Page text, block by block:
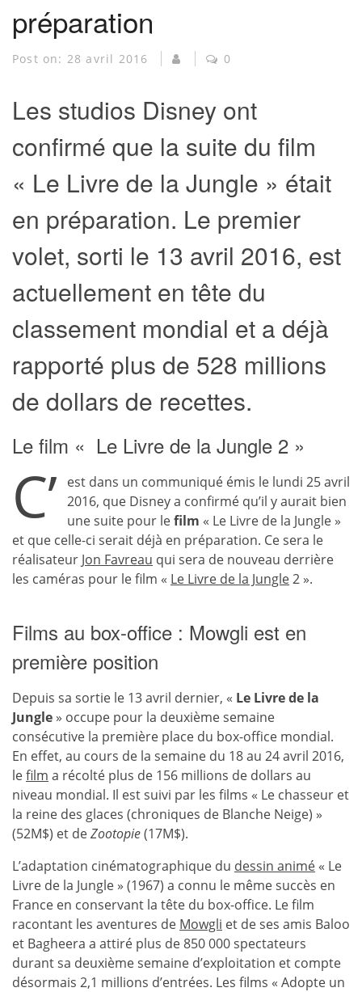
préparation
Post on: 28 avril 2016 0
Les studios Disney ont
confirmé que la suite du film
« Le Livre de la Jungle » était
en préparation. Le premier
volet, sorti le 13 avril 2016, est
actuellement en tête du
classement mondial et a déjà
rapporté plus de 528 millions
de dollars de recettes.
Le film « Le Livre de la Jungle 2 »
C’
est dans un communiqué émis le lundi 25 avril
2016, que Disney a confirmé qu’il y aurait bien
une suite pour lefilm « Le Livre de la Jungle »
et que celle-ci serait déjà en préparation. Ce sera le
réalisateur Jon Favreau qui sera de nouveau derrière
les caméras pour le film « Le Livre de la Jungle2 ».
Films au box-office : Mowgli est en
première position
Depuis sa sortie le 13 avril dernier, « Le Livre de la
Jungle » occupe pour la deuxième semaine
consécutive la première place du box-office mondial.
En effet, au cours de la semaine du 18 au 24 avril 2016,
lefilm a récolté plus de 156 millions de dollars au
niveau mondial. Il est suivi par les films « Le chasseur et
la reine des glaces (chroniques de Blanche Neige) »
(52M$) et deZootopie(17M$).
L’adaptation cinématographique du dessin animé « Le
Livre de la Jungle » (1967) a connu le même succès en
France en conservant la tête du box-office. Le film
racontant les aventures de Mowgli et de ses amis Baloo
et Bagheera a attiré plus de 850 000 spectateurs
durant sa deuxième semaine d’exploitation et compte
désormais 2,1 millions d’entrées. Les films « Adopte un